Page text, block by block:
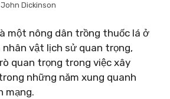
Dickinson
một nông dân trồng thuốc lá ở
vật lịch sử quan trọng,
quan trọng trong việc xây
những năm xung quanh
mạng.